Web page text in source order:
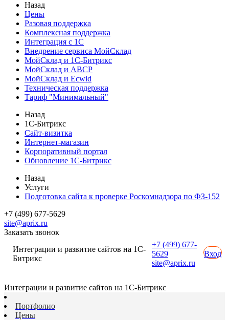
Назад
Цены
Разовая поддержка
Комплексная поддержка
Интеграция с 1С
Внедрение сервиса МойСклад
МойСклад и 1С-Битрикс
МойСклад и ABCP
МойСклад и Ecwid
Техническая поддержка
Тариф "Минимальный"
Назад
1С-Битрикс
Сайт-визитка
Интернет-магазин
Корпоративный портал
Обновление 1С-Битрикс
Назад
Услуги
Подготовка сайта к проверке Роскомнадзора по ФЗ-152
+7 (499) 677-5629
site@aprix.ru
Заказать звонок
Интеграции и развитие сайтов на 1С-
Битрикс
+7 (499) 677-
5629
site@aprix.ru
Вход
Интеграции и развитие сайтов на 1С-Битрикс
Портфолио
Цены